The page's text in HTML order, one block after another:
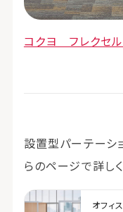
コクヨ フレクセ
設置型パーテーシ
らのページで詳し
オフィ